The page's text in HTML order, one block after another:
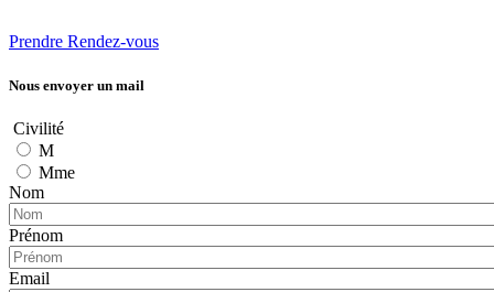
Prendre Rendez-vous
Nous envoyer un mail
Civilité
M
Mme
Nom
Prénom
Email